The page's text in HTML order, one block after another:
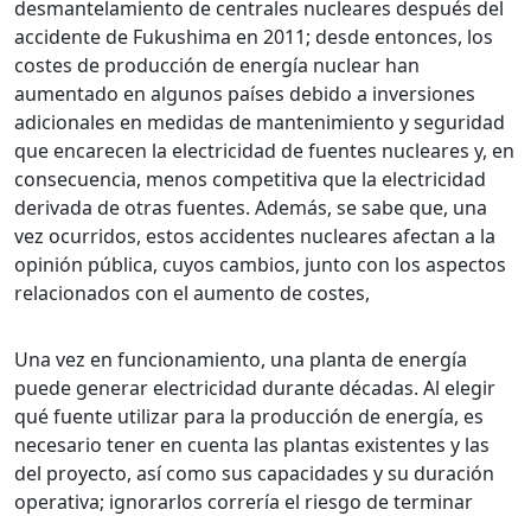
desmantelamiento de centrales nucleares después del
accidente de Fukushima en 2011; desde entonces, los
costes de producción de energía nuclear han
aumentado en algunos países debido a inversiones
adicionales en medidas de mantenimiento y seguridad
que encarecen la electricidad de fuentes nucleares y, en
consecuencia, menos competitiva que la electricidad
derivada de otras fuentes. Además, se sabe que, una
vez ocurridos, estos accidentes nucleares afectan a la
opinión pública, cuyos cambios, junto con los aspectos
relacionados con el aumento de costes,
Una vez en funcionamiento, una planta de energía
puede generar electricidad durante décadas. Al elegir
qué fuente utilizar para la producción de energía, es
necesario tener en cuenta las plantas existentes y las
del proyecto, así como sus capacidades y su duración
operativa; ignorarlos correría el riesgo de terminar